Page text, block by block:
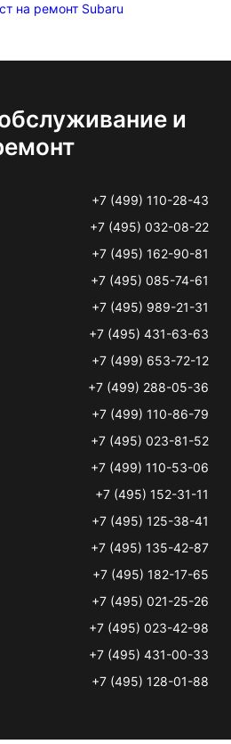
на ремонт Subaru
и
+7 (499) 110-28-43
+7 (495) 032-08-22
+7 (495) 162-90-81
+7 (495) 085-74-61
+7 (495) 989-21-31
+7 (495) 431-63-63
+7 (499) 653-72-12
+7 (499) 288-05-36
+7 (499) 110-86-79
+7 (495) 023-81-52
+7 (499) 110-53-06
+7 (495) 152-31-11
+7 (495) 125-38-41
+7 (495) 135-42-87
+7 (495) 182-17-65
+7 (495) 021-25-26
+7 (495) 023-42-98
+7 (495) 431-00-33
+7 (495) 128-01-88